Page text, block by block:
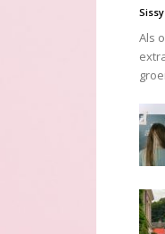
Sissy
Als